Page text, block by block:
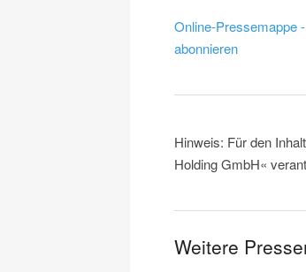
Online-Pressemappe
abonnieren
Hinweis: Für den
Holding GmbH«
Weitere